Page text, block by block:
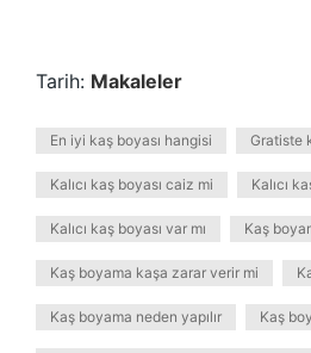
Tarih: Makaleler
En iyi kaş boyası hangisi Gratiste
Kalıcı kaş boyası caiz mi Kalıcı
Kalıcı kaş boyası var mı Kaş
Kaş boyama kaşa zarar verir mi
Kaş boyama neden yapılır Kaş